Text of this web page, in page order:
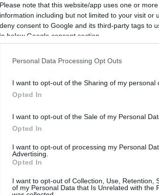
Please note that this website/app uses one or
information including but not limited to your visit or
deny consent to Google and its third-party tags to
in below Google consent section.
Personal Data Processing Opt Outs
I want to opt-out of the Sharing of my personal
Opted In
I want to opt-out of the Sale of my Personal
Opted In
I want to opt-out of processing my Personal
Advertising.
Opted In
I want to opt-out of Collection, Use, Retention,
of my Personal Data that Is Unrelated with the
το
Δράμα: Το φυσικό
Χιονότρυπας του
εντυπωσιάζει κάθε